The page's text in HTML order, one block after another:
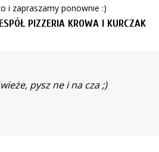
i zapraszamy ponownie :)
PIZZERIA KROWA I KURCZAK
pysz ne i na cza ;)